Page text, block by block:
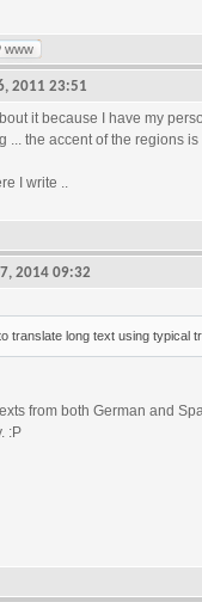
www
2011 23:51
it because I have my
... the accent of the regions
I write ..
2014 09:32
translate long text using typical
from both German and
:P